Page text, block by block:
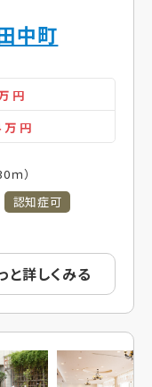
中町
円
万 円
ｍ）
認知症可
と詳しくみる